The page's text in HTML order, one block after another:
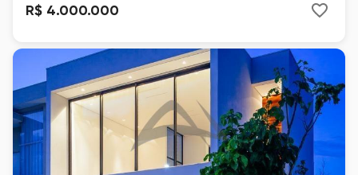
R$ 4.000.000